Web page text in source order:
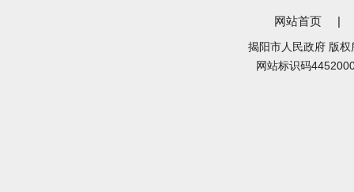
网站首页 |
揭阳市人民政府 版
网站标识码